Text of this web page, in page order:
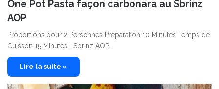
One Pot Pasta façon carbonara au Sbrinz
AOP
Proportions pour 2 Personnes Préparation 10 Minutes Temps de
Cuisson 15 Minutes Sbrinz AOP…
Lire la suite »